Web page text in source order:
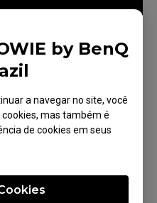
by BenQ
a navegar no site, você
mas também é
de cookies em seus
(24.1"), XL2586X+